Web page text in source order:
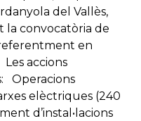
del Vallès,
la convocatòria de
en
Les accions
Operacions
elèctriques (240
d’instal•lacions